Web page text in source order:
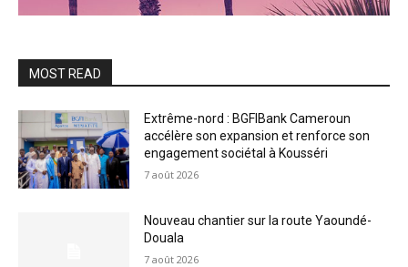
MOST READ
Extrême-nord : BGFIBank Cameroun
accélère son expansion et renforce son
engagement sociétal à Kousséri
7 août 2026
Nouveau chantier sur la route Yaoundé-
Douala
7 août 2026